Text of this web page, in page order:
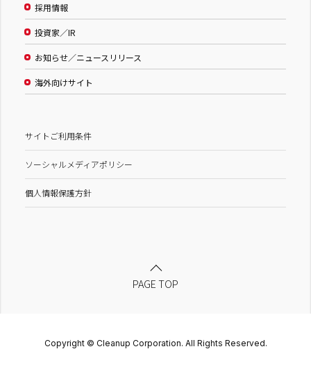
採用情報
投資家／IR
お知らせ／ニュースリリース
海外向けサイト
サイトご利用条件
ソーシャルメディアポリシー
個人情報保護方針
PAGE TOP
Copyright © Cleanup Corporation. All Rights Reserved.